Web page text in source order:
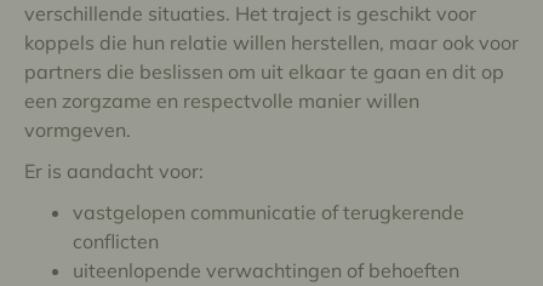
verschillende situaties. Het traject is geschikt voor
koppels die hun relatie willen herstellen, maar ook voor
partners die beslissen om uit elkaar te gaan en dit op
een zorgzame en respectvolle manier willen
vormgeven.
Er is aandacht voor:
vastgelopen communicatie of terugkerende
conflicten
uiteenlopende verwachtingen of behoeften